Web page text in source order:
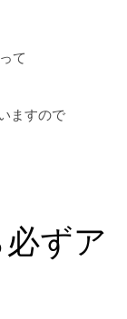
て
ますので
ずア